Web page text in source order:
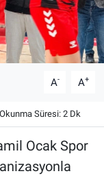
A- A+
Okunma Süresi: 2 Dk
Ocak Spor